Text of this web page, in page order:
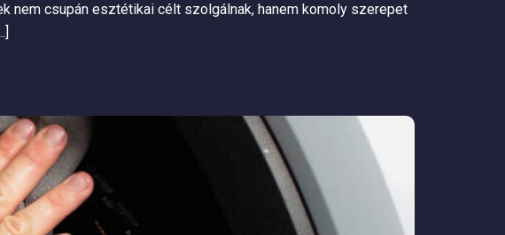
nem csupán esztétikai célt szolgálnak, hanem komoly szerepet